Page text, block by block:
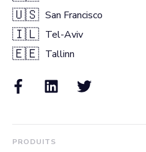
🇺🇸 San Francisco
🇮🇱 Tel-Aviv
🇪🇪 Tallinn
PRODUITS